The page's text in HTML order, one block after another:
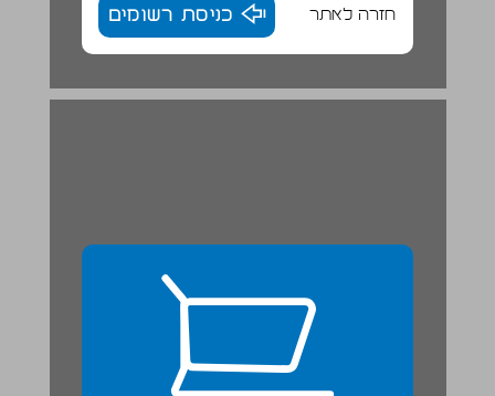
חזרה לאתר כניסת רשומים